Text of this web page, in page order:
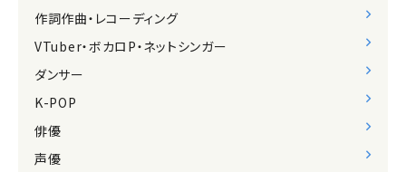
作詞作曲・レコーディング
VTuber・ボカロP・ネットシンガー
ダンサー
K-POP
俳優
声優